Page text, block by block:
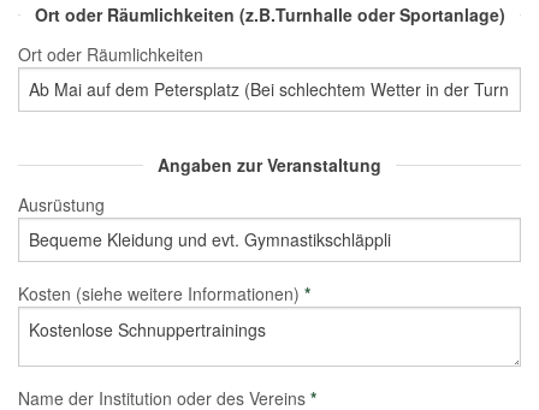
Ort oder Räumlichkeiten (z.B.Turnhalle oder Sportanlage)
Ort oder Räumlichkeiten
Angaben zur Veranstaltung
Ausrüstung
Kosten (siehe weitere Informationen) *
Name der Institution oder des Vereins *